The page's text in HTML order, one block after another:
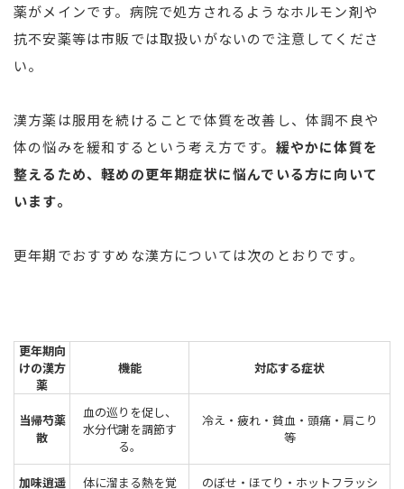
薬がメインです。病院で処方されるようなホルモン剤や
抗不安薬等は市販では取扱いがないので注意してくださ
い。
漢方薬は服用を続けることで体質を改善し、体調不良や
体の悩みを緩和するという考え方です。 緩やかに体質を
整えるため、軽めの更年期症状に悩んでいる方に向いて
います。
更年期でおすすめな漢方については次のとおりです。
更年期向
けの漢方
薬
機能 対応する症状
当帰芍薬
散
血の巡りを促し、
水分代謝を調節す
る。
冷え・疲れ・貧血・頭痛・肩こり
等
加味逍遥 体に溜まる熱を覚 のぼせ・ほてり・ホットフラッシ